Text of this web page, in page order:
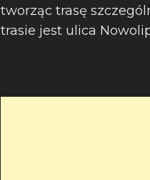
tworząc trasę
trasie jest ulica